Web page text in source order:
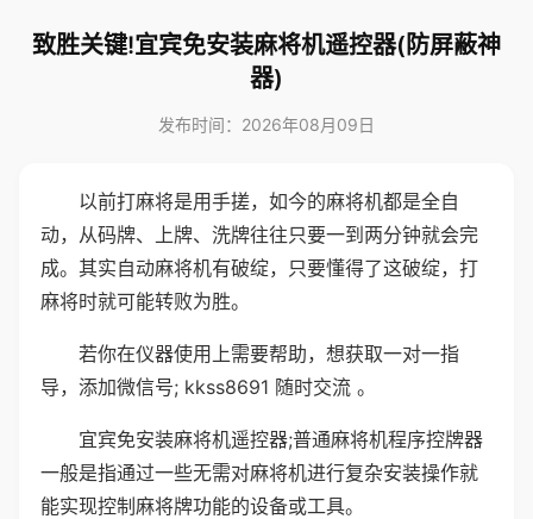
致胜关键!宜宾免安装麻将机遥控器(防屏蔽神
器)
发布时间：2026年08月09日
以前打麻将是用手搓，如今的麻将机都是全自
动，从码牌、上牌、洗牌往往只要一到两分钟就会完
成。其实自动麻将机有破绽，只要懂得了这破绽，打
麻将时就可能转败为胜。
若你在仪器使用上需要帮助，想获取一对一指
导，添加微信号; kkss8691 随时交流 。
宜宾免安装麻将机遥控器;普通麻将机程序控牌器
一般是指通过一些无需对麻将机进行复杂安装操作就
能实现控制麻将牌功能的设备或工具。